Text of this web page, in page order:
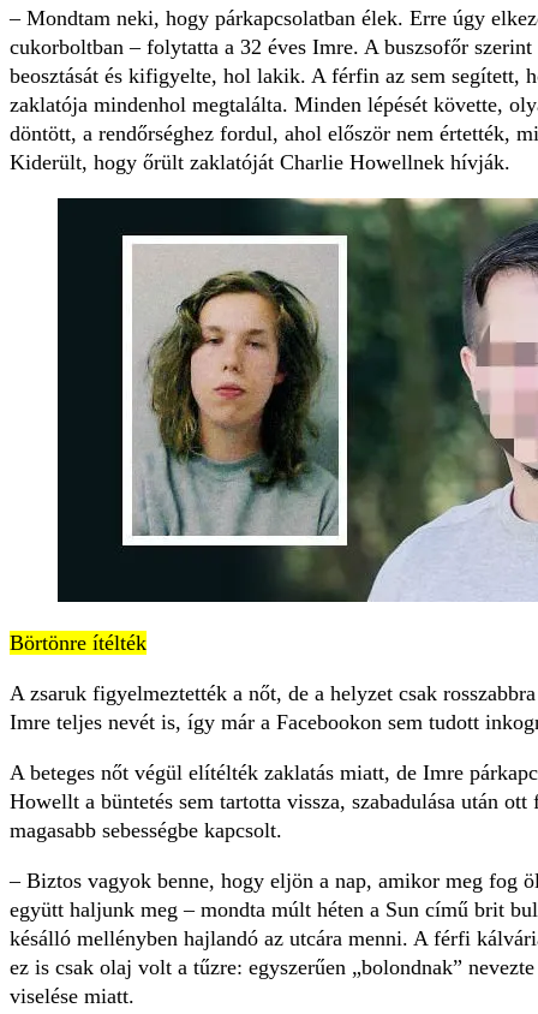
– Mondtam neki, hogy párkapcsolatban élek. Erre úgy
cukorboltban – folytatta a 32 éves Imre. A buszsofőr
beosztását és kifigyelte, hol lakik. A férfin az sem segített,
zaklatója mindenhol megtalálta. Minden lépését követte,
döntött, a rendőrséghez fordul, ahol először nem értették,
Kiderült, hogy őrült zaklatóját Charlie Howellnek hívják.
Börtönre ítélték
A zsaruk figyelmeztették a nőt, de a helyzet csak
Imre teljes nevét is, így már a Facebookon sem tudott
A beteges nőt végül elítélték zaklatás miatt, de Imre
Howellt a büntetés sem tartotta vissza, szabadulása után
magasabb sebességbe kapcsolt.
– Biztos vagyok benne, hogy eljön a nap, amikor meg fog
együtt haljunk meg – mondta múlt héten a Sun című brit
késálló mellényben hajlandó az utcára menni. A férfi
ez is csak olaj volt a tűzre: egyszerűen „bolondnak”
viselése miatt.